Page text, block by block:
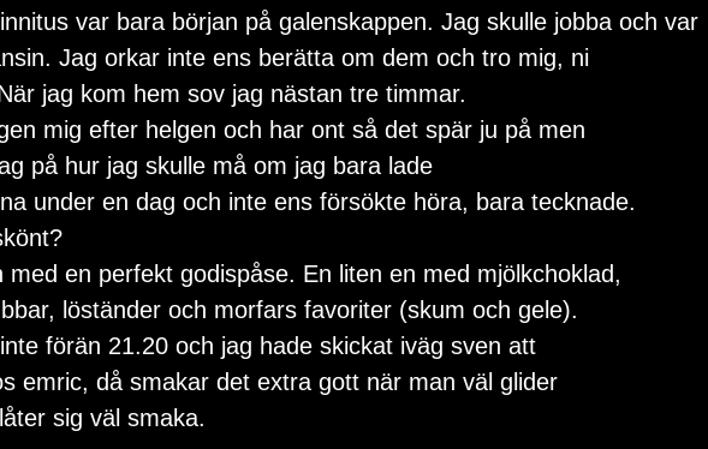
var bara början på galenskappen. Jag skulle jobba och var
Jag orkar inte ens berätta om dem och tro mig, ni
jag kom hem sov jag nästan tre timmar.
mig efter helgen och har ont så det spär ju på men
på hur jag skulle må om jag bara lade
under en dag och inte ens försökte höra, bara tecknade.
med en perfekt godispåse. En liten en med mjölkchoklad,
löständer och morfars favoriter (skum och gele).
förän 21.20 och jag hade skickat iväg sven att
emric, då smakar det extra gott när man väl glider
sig väl smaka.